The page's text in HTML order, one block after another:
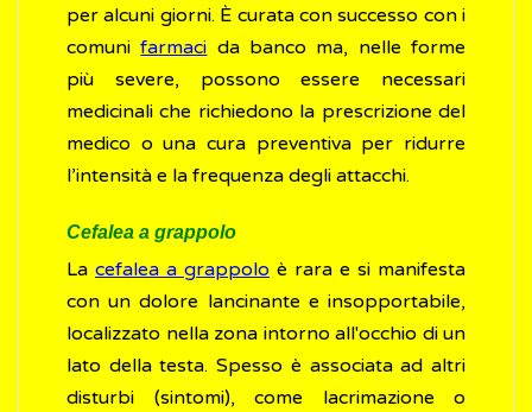
per alcuni giorni. È curata con successo con i
comunifarmaci da banco ma, nelle forme
più severe, possono essere necessari
medicinali che richiedono la prescrizione del
medico o una cura preventiva per ridurre
l’intensità e la frequenza degli attacchi.
Cefalea a grappolo
La cefalea a grappolo è rara e si manifesta
con un dolore lancinante e insopportabile,
localizzato nella zona intorno all'occhio di un
lato della testa. Spesso è associata ad altri
disturbi (sintomi), come lacrimazione o